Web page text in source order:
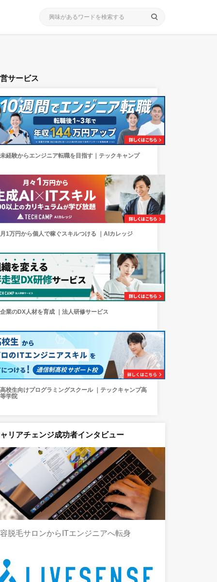
search
サービス
未経験からエンジニア転職を目指す｜テックキャンプ
月1万円から個人で稼ぐスキルつける ｜AIカレッジ
企業のDX人材を育成 ｜法人研修サービス
高校生向けプログラミングスクール ｜テックキャンプ高
等学院
リアチェンジ成功者インタビュー
脱毛サロンからITエンジニアへ転身